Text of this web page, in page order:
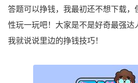
答题可以挣钱，我最初还不想下载，
性玩一玩吧！大家是不是好奇最强达
我就说说里边的挣钱技巧！